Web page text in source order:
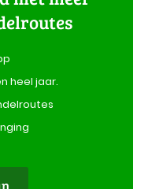
heel jaar.